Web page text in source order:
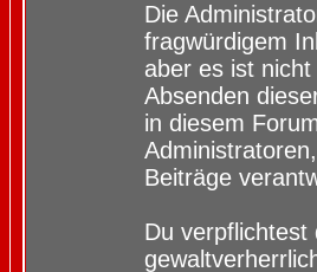
Die
fragwürdigem
aber es ist
Absenden
in diesem
Beiträge
Du verpflichtest